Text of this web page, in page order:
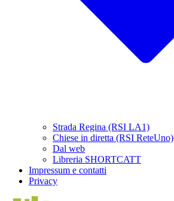
Strada Regina (RSI LA1)
Chiese in diretta (RSI ReteUno)
Dal web
Libreria SHORTCATT
Impressum e contatti
Privacy